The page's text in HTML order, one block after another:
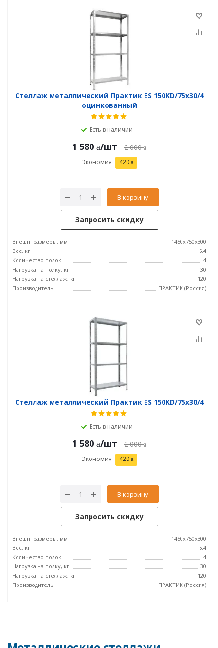
Стеллаж металлический Практик ES 150KD/75x30/4
оцинкованный
Есть в наличии
1 580 /шт 2 000
Экономия 420
В корзину
Запросить скидку
Внешн. размеры, мм
1450x750x300
Вес, кг
5.4
Количество полок
4
Нагрузка на полку, кг
30
Нагрузка на стеллаж, кг
120
Производитель
ПРАКТИК (Россия)
Стеллаж металлический Практик ES 150KD/75x30/4
Есть в наличии
1 580 /шт 2 000
Экономия 420
В корзину
Запросить скидку
Внешн. размеры, мм
1450x750x300
Вес, кг
5.4
Количество полок
4
Нагрузка на полку, кг
30
Нагрузка на стеллаж, кг
120
Производитель
ПРАКТИК (Россия)